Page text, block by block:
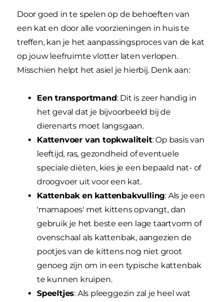
Door goed in te spelen op de behoeften van
een kat en door alle voorzieningen in huis te
treffen, kan je het aanpassingsproces van de kat
op jouw leefruimte vlotter laten verlopen.
Misschien helpt het asiel je hierbij. Denk aan:
Een transportmand: Dit is zeer handig in
het geval dat je bijvoorbeeld bij de
dierenarts moet langsgaan.
Kattenvoer van topkwaliteit: Op basis van
leeftijd, ras, gezondheid of eventuele
speciale diëten, kies je een bepaald nat- of
droogvoer uit voor een kat.
Kattenbak en kattenbakvulling: Als je een
'mamapoes' met kittens opvangt, dan
gebruik je het beste een lage taartvorm of
ovenschaal als kattenbak, aangezien de
pootjes van de kittens nog niet groot
genoeg zijn om in een typische kattenbak
te kunnen kruipen.
Speeltjes: Als pleeggezin zal je heel wat